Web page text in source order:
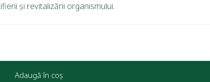
și revitalizării organismului.
Adaugă în coș